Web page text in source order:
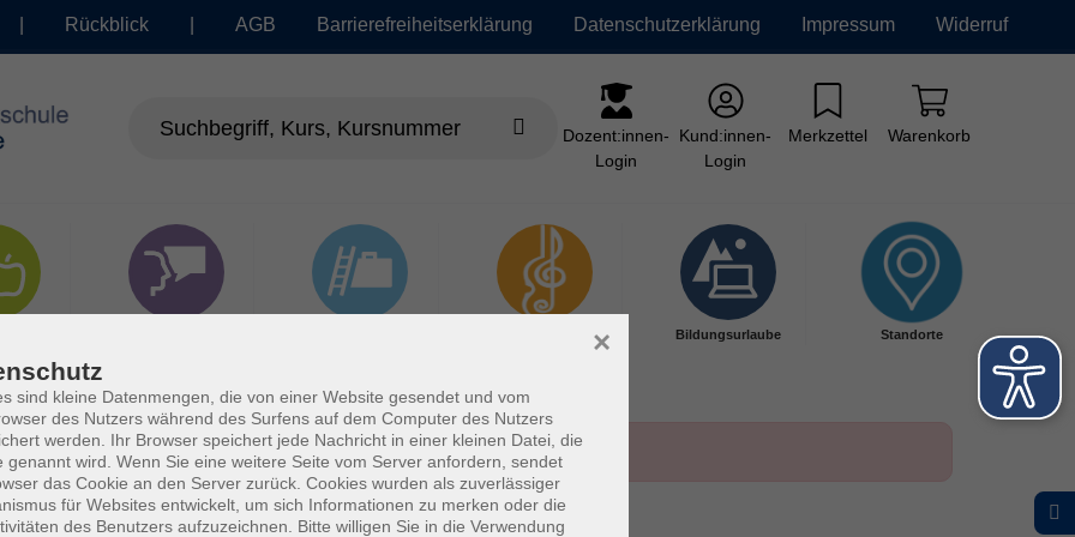
Rückblick AGB Barrierefreiheitserklärung Datenschutzerklärung Impressum Widerruf
Dozent:innen-
Login
Kund:innen-
Login
Merkzettel Warenkorb
Bildungsurlaube Standorte
sind kleine Datenmengen, die von einer Website gesendet und vom
des Nutzers während des Surfens auf dem Computer des Nutzers
werden. Ihr Browser speichert jede Nachricht in einer kleinen Datei, die
genannt wird. Wenn Sie eine weitere Seite vom Server anfordern, sendet
das Cookie an den Server zurück. Cookies wurden als zuverlässiger
für Websites entwickelt, um sich Informationen zu merken oder die
des Benutzers aufzuzeichnen. Bitte willigen Sie in die Verwendung
×